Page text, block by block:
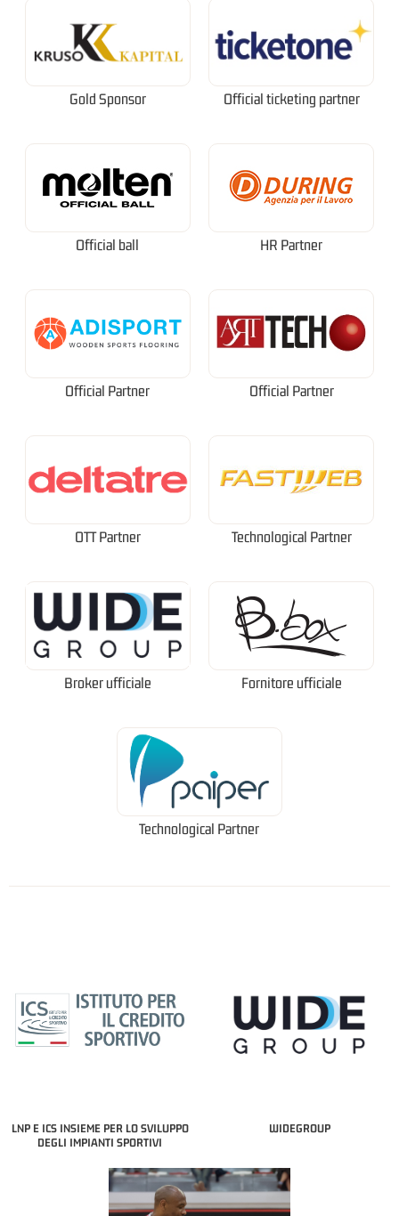
Gold Sponsor Official ticketing partner
Official ball HR Partner
Official Partner Official Partner
OTT Partner Technological Partner
Broker ufficiale Fornitore ufficiale
Technological Partner
LNP E ICS INSIEME PER LO SVILUPPO
DEGLI IMPIANTI SPORTIVI
WIDEGROUP